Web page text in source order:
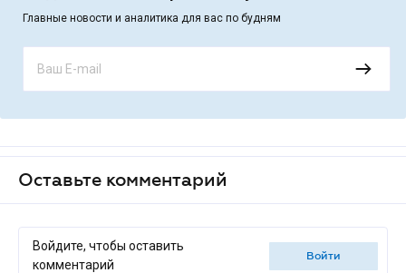
Главные новости и аналитика для вас по будням
Оставьте комментарий
Войдите, чтобы оставить
комментарий
войти